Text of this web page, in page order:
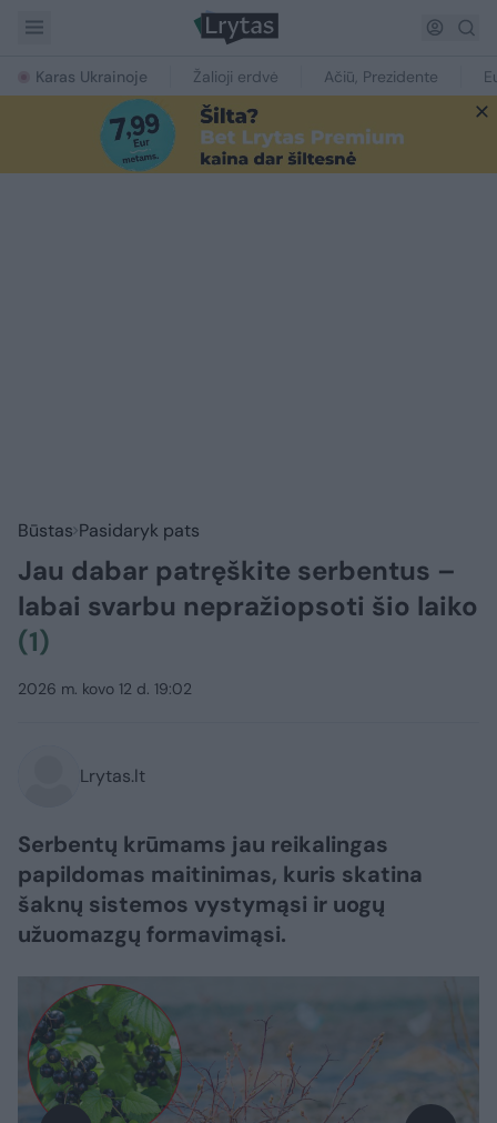
Karas Ukrainoje Žalioji erdvė Ačiū, Prezidente
Būstas Pasidaryk pats
Jau dabar patręškite serbentus –
labai svarbu nepražiopsoti šio laiko
(1)
2026 m. kovo 12 d. 19:02
Lrytas.lt
Serbentų krūmams jau reikalingas
papildomas maitinimas, kuris skatina
šaknų sistemos vystymąsi ir uogų
užuomazgų formavimąsi.